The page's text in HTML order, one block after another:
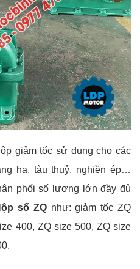
giảm tốc sử dụng cho các
hạ, tàu thuỷ, nghiền ép…
phối số lượng lớn đầy đủ
số ZQnhư: giảm tốc ZQ
400, ZQ size 500, ZQ size